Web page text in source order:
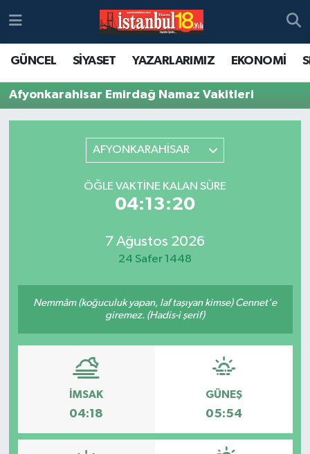
GÜNCEL SİYASET YAZARLARIMIZ EKONOMİ
Afyonkarahisar Emirdağ Namaz Vakitleri
AFYONKARAHİSAR
ÖĞLE VAKTINE KALAN SÜRE
04:13:20
7 Ağustos 2026
24 Safer 1448
Nemmâm (koğuculuk yapan, laf taşıyan kimse) Cennet'e
giremez. (Hadis-i şerif)
İMSAK
04:18
GÜNEŞ
05:54